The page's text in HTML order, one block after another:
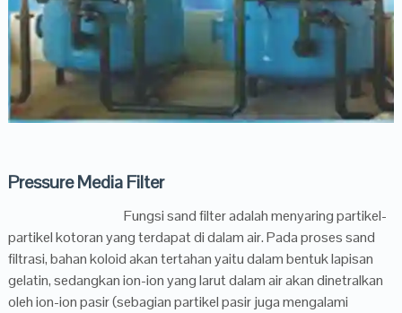
Pressure Media Filter
Fungsi sand filter adalah menyaring partikel-
partikel kotoran yang terdapat di dalam air. Pada proses sand
filtrasi, bahan koloid akan tertahan yaitu dalam bentuk lapisan
gelatin, sedangkan ion-ion yang larut dalam air akan dinetralkan
oleh ion-ion pasir (sebagian partikel pasir juga mengalami